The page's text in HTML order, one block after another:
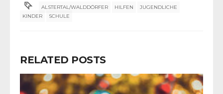
ALSTERTAL/WALDDÖRFER HILFEN
JUGENDLICHE
KINDER
SCHULE
RELATED POSTS